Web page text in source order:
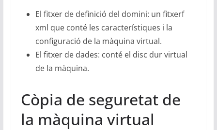
El fitxer de definició del domini: un fitxerf
xml que conté les característiques i la
configuració de la màquina virtual.
El fitxer de dades: conté el disc dur virtual
de la màquina.
Còpia de seguretat de
la màquina virtual